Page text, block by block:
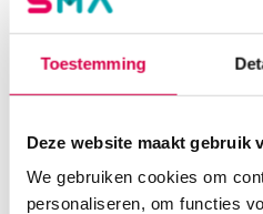
Toestemming
Deze website maakt gebruik
We gebruiken cookies om
personaliseren, om functies
08:30 tot 17:00
Bel Anca